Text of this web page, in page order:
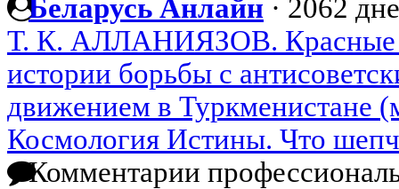
Беларусь Анлайн · 2062
Т. К. АЛЛАНИЯЗОВ. Красные
истории борьбы с
движением в Туркменистане
Космология Истины. Что
Комментарии